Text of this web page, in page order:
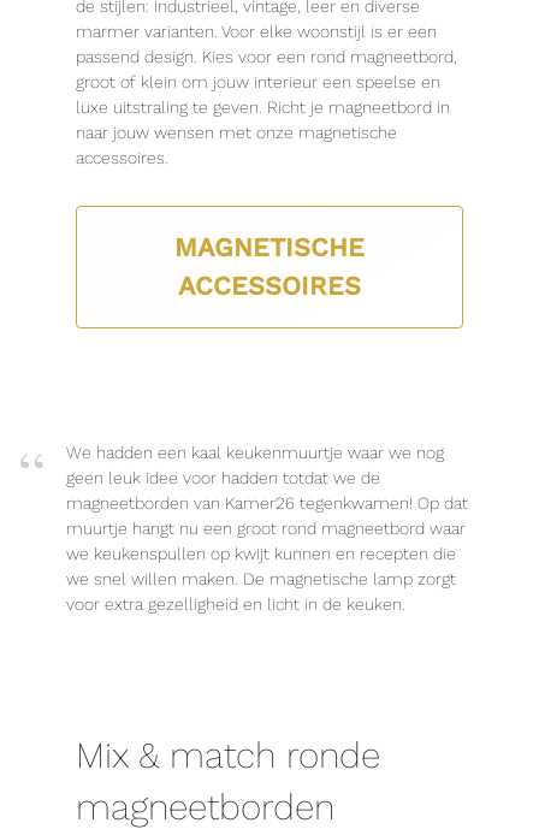
de stijlen: industrieel, vintage, leer en diverse
marmer varianten. Voor elke woonstijl is er een
passend design. Kies voor een rond magneetbord,
groot of klein om jouw interieur een speelse en
luxe uitstraling te geven. Richt je magneetbord in
naar jouw wensen met onze magnetische
accessoires.
MAGNETISCHE
ACCESSOIRES
We hadden een kaal keukenmuurtje waar we nog
geen leuk idee voor hadden totdat we de
magneetborden van Kamer26 tegenkwamen! Op dat
muurtje hangt nu een groot rond magneetbord waar
we keukenspullen op kwijt kunnen en recepten die
we snel willen maken. De magnetische lamp zorgt
voor extra gezelligheid en licht in de keuken.
Mix & match ronde
magneetborden